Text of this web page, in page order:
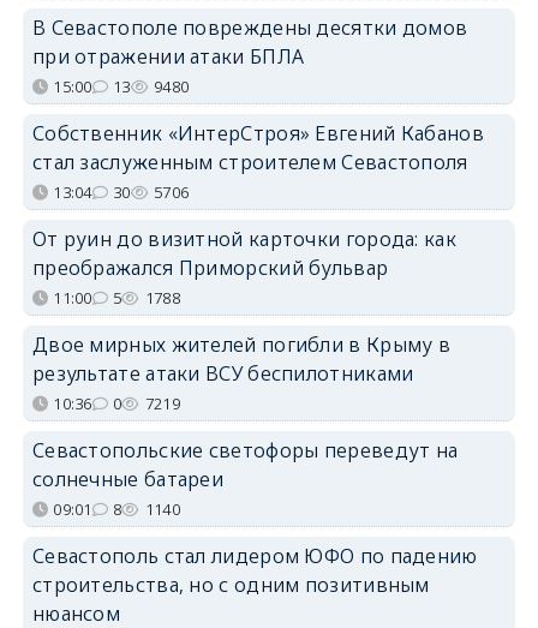
В Севастополе повреждены десятки домов
при отражении атаки БПЛА
15:00 13 9480
Собственник «ИнтерСтроя» Евгений Кабанов
стал заслуженным строителем Севастополя
13:04 30 5706
От руин до визитной карточки города: как
преображался Приморский бульвар
11:00 5 1788
Двое мирных жителей погибли в Крыму в
результате атаки ВСУ беспилотниками
10:36 0 7219
Севастопольские светофоры переведут на
солнечные батареи
09:01 8 1140
Севастополь стал лидером ЮФО по падению
строительства, но с одним позитивным
нюансом